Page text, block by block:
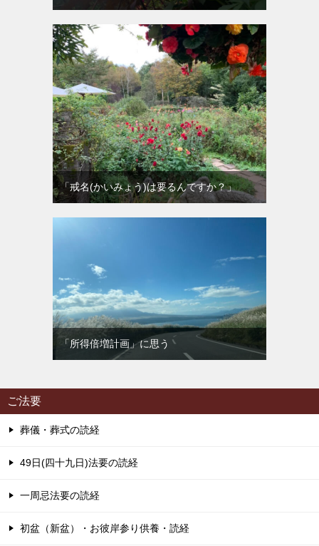
「戒名(かいみょう)は要るんですか？」
「所得倍増計画」に思う
ご法要
葬儀・葬式の読経
49日(四十九日)法要の読経
一周忌法要の読経
初盆（新盆）・お彼岸参り供養・読経